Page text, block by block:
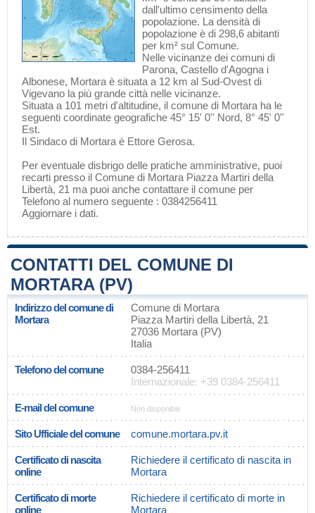
dall'ultimo censimento della
popolazione. La densità di
popolazione è di 298,6 abitanti
per km² sul Comune.
Nelle vicinanze dei comuni di
Parona, Castello d'Agogna i
Albonese, Mortara è situata a 12 km al Sud-Ovest di
Vigevano la più grande città nelle vicinanze.
Situata a 101 metri d'altitudine, il comune di Mortara ha le
seguenti coordinate geografiche 45° 15' 0'' Nord, 8° 45' 0''
Est.
Il Sindaco di Mortara è Ettore Gerosa.
Per eventuale disbrigo delle pratiche amministrative, puoi
recarti presso il Comune di Mortara Piazza Martiri della
Libertà, 21 ma puoi anche contattare il comune per
Telefono al numero seguente : 0384256411
Aggiornare i dati.
CONTATTI DEL COMUNE DI
MORTARA (PV)
Indirizzo del comune di
Mortara
Comune di Mortara
Piazza Martiri della Libertà, 21
27036 Mortara (PV)
Italia
Telefono del comune
0384-256411
Internazionale: +39 0384-256411
E-mail del comune Non disponible
Sito Ufficiale del comune comune.mortara.pv.it
Certificato di nascita
online
Richiedere il certificato di nascita in
Mortara
Certificato di morte
online
Richiedere il certificato di morte in
Mortara